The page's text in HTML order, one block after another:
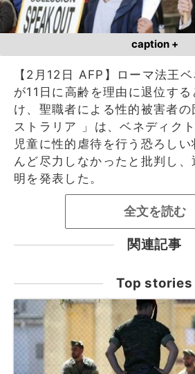
caption +
【2月12日 AFP】ローマ法王
が11日に高齢を理由に退位す
け、聖職者による性的被害者
ストラリア 」は、ベネディク
児童に性的虐待を行う恐ろし
んど尽力しなかったと批判し
明を発表した。
全文を読む
関連記事
Top stories